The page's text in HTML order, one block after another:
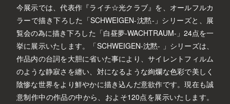
今展示では、代表作『ライチ☆光クラブ』を、オールフルカ
ラーで描き下ろした「SCHWEIGEN-沈黙-」シリーズと、展
覧会の為に描き下ろした「白昼夢-WACHTRAUM-」24点を一
挙に展示いたします。「SCHWEIGEN-沈黙- 」シリーズは、
作品内の台詞を大胆に省いた事により、サイレントフィルム
のような静寂さを纏い、対になるような絢爛な色彩で美しく
陰惨な世界をより鮮やかに描き込んだ意欲作です。現在も誠
意制作中の作品の中から、およそ120点を展示いたします。